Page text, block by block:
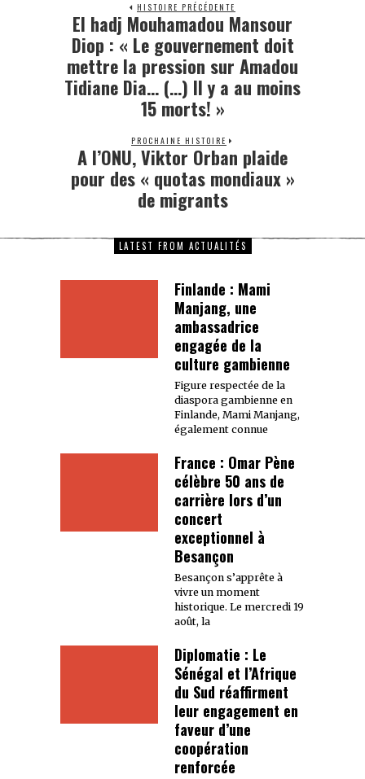
HISTOIRE PRÉCÉDENTE
El hadj Mouhamadou Mansour
Diop : « Le gouvernement doit
mettre la pression sur Amadou
Tidiane Dia… (…) Il y a au moins
15 morts! »
PROCHAINE HISTOIRE
A l’ONU, Viktor Orban plaide
pour des « quotas mondiaux »
de migrants
LATEST FROM ACTUALITÉS
Finlande : Mami
Manjang, une
ambassadrice
engagée de la
culture gambienne
Figure respectée de la
diaspora gambienne en
Finlande, Mami Manjang,
également connue
France : Omar Pène
célèbre 50 ans de
carrière lors d’un
concert
exceptionnel à
Besançon
Besançon s’apprête à
vivre un moment
historique. Le mercredi 19
août, la
Diplomatie : Le
Sénégal et l’Afrique
du Sud réaffirment
leur engagement en
faveur d’une
coopération
renforcée